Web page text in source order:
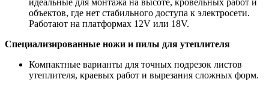
объектов, где нет стабильного доступа к электросети.
Работают на платформах 12V или 18V.
Специализированные ножи и пилы для утеплителя
Компактные варианты для точных подрезок листов
утеплителя, краевых работ и вырезания сложных форм.